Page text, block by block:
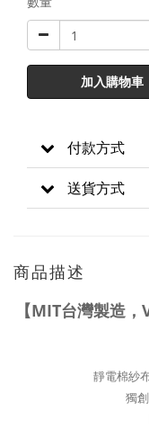
加入購物車
付款方式
送貨方式
商品描述
【MIT台灣製造
靜電棉紗
獨